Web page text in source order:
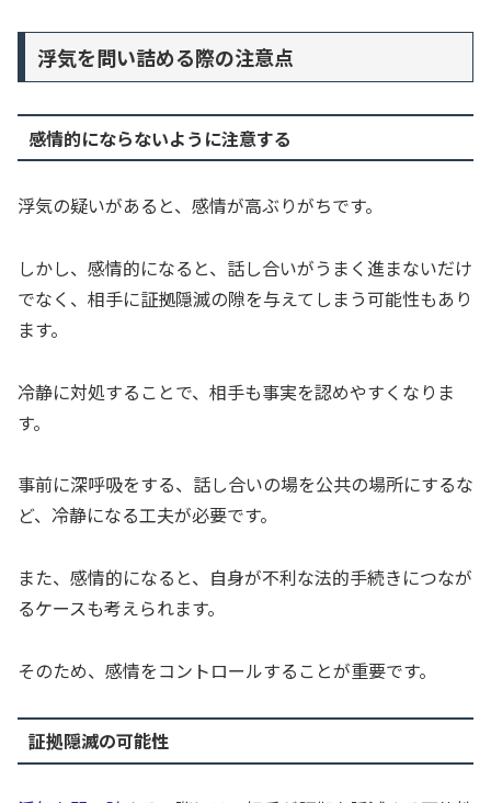
浮気を問い詰める際の注意点
感情的にならないように注意する
浮気の疑いがあると、感情が高ぶりがちです。
しかし、感情的になると、話し合いがうまく進まないだけ
でなく、相手に証拠隠滅の隙を与えてしまう可能性もあり
ます。
冷静に対処することで、相手も事実を認めやすくなりま
す。
事前に深呼吸をする、話し合いの場を公共の場所にするな
ど、冷静になる工夫が必要です。
また、感情的になると、自身が不利な法的手続きにつなが
るケースも考えられます。
そのため、感情をコントロールすることが重要です。
証拠隠滅の可能性